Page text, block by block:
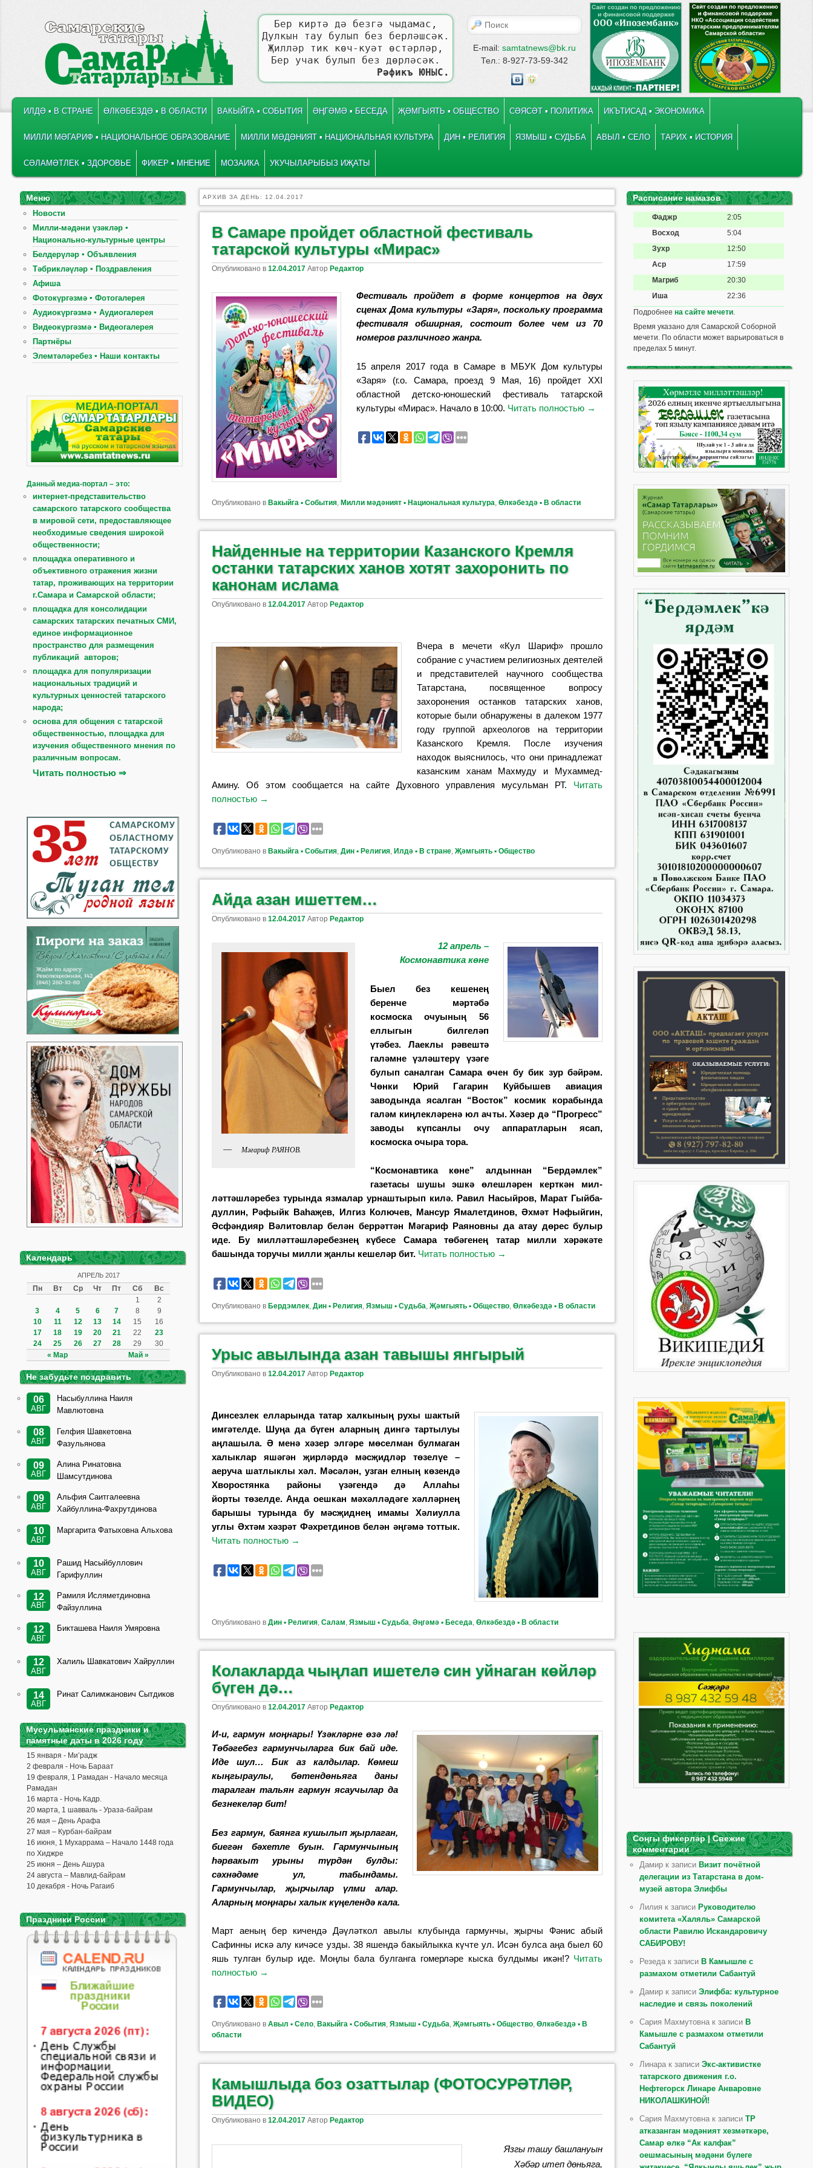
Бер киртә дә безгә чыдамас,
Дулкын тау булып без берләшсәк.
Җилләр тик көч-куәт өстәрләр,
Бер учак булып без дөрләсәк.
Рәфикъ ЮНЫС.
E-mail: samtatnews@bk.ru
Тел.: 8-927-73-59-342
ПЕРЕЙТИ К ОСНОВНОМУ СОДЕРЖИМОМУ
ПЕРЕЙТИ К ДОПОЛНИТЕЛЬНОМУ СОДЕРЖИМОМУ
ИЛДӘ ▪ В СТРАНЕ ӨЛКӘБЕЗДӘ ▪ В ОБЛАСТИ ВАКЫЙГА ▪ СОБЫТИЯ ӘҢГӘМӘ ▪ БЕСЕДА ҖӘМГЫЯТЬ ▪ ОБЩЕСТВО СӘЯСӘТ ▪ ПОЛИТИКА ИКЪТИСАД ▪ ЭКОНОМИКА
МИЛЛИ МӘГАРИФ ▪ НАЦИОНАЛЬНОЕ ОБРАЗОВАНИЕ МИЛЛИ МӘДӘНИЯТ ▪ НАЦИОНАЛЬНАЯ КУЛЬТУРА ДИН ▪ РЕЛИГИЯ ЯЗМЫШ ▪ СУДЬБА АВЫЛ ▪ СЕЛО ТАРИХ ▪ ИСТОРИЯ
СӘЛАМӘТЛЕК ▪ ЗДОРОВЬЕ ФИКЕР ▪ МНЕНИЕ МОЗАИКА УКУЧЫЛАРЫБЫЗ ИҖАТЫ
АРХИВ ЗА ДЕНЬ: 12.04.2017
В Самаре пройдет областной фестиваль
татарской культуры «Мирас»
Опубликовано в12.04.2017 АвторРедактор
Фестиваль пройдет в форме концертов на двух
сценах Дома культуры «Заря», поскольку программа
фестиваля обширная, состоит более чем из 70
номеров различного жанра.
15 апреля 2017 года в Самаре в МБУК Дом культуры
«Заря» (г.о. Самара, проезд 9 Мая, 16) пройдет XXI
областной детско-юношеский фестиваль татарской
культуры «Мирас». Начало в 10:00. Читать полностью →
Опубликовано в Вакыйга ▪ События ,Милли мәдәният ▪ Национальная культура ,Өлкәбездә ▪ В области
Найденные на территории Казанского Кремля
останки татарских ханов хотят захоронить по
канонам ислама
Опубликовано в12.04.2017 АвторРедактор
Вчера в мечети «Кул Шариф» прошло
собрание с участием религиозных деятелей
и представителей научного сообщества
Татарстана, посвященное вопросу
захоронения останков татарских ханов,
которые были обнаружены в далеком 1977
году группой археологов на территории
Казанского Кремля. После изучения
находок выяснилось, что они принадлежат
казанским ханам Махмуду и Мухаммед-
Амину. Об этом сообщается на сайте Духовного управления мусульман РТ.
Читать
полностью →
Опубликовано в Вакыйга ▪ События,Дин ▪ Религия,Илдә ▪ В стране,Җәмгыять ▪ Общество
Айда азан ишеттем…
Опубликовано в12.04.2017 Автор Редактор
Мәгариф РАЯНОВ.
12 апрель –
Космонавтика көне
Быел без кешенең
беренче мәртәбә
космоска очуының 56
еллыгын билгеләп
үтәбез. Лаеклы рәвештә
галәмне үзләштерү үзәге
булып саналган Самара өчен бу бик зур бәйрәм.
Чөнки Юрий Гагарин Куйбышев авиация
заводында ясалган “Восток” кос­мик корабында
галәм киңлекләренә юл ач­ты. Хәзер дә “Прогресс”
заводы күпсанлы очуаппаратларын ясап,
космоска очыра тора.
“Космонавтика көне” алдыннан “Бер­дәм­лек”
газетасы шушы эшкә өлеш­ләрен керткән мил­
ләттәшләребез турын­да язмалар урнаш­тырып килә. Равил Насыйров, Марат Гыйба­
дуллин, Рәфыйк Ваһаҗев, Илгиз Колючев, Мансур Яма­летдинов, Әхмәт Нәфыйгин,
Әс­фән­дияр Вәлитовлар белән беррәттән Мәга­риф Раяновны да атау дөрес булыр
иде. Бу милләттәшләребезнең күбесе Самара төбә­генең татар милли хәрәкәте
башында торучы милли җанлы кешеләр бит. Читать полностью →
Опубликовано в Бердэмлек ,Дин ▪ Религия ,Язмыш ▪ Судьба ,Җәмгыять ▪ Общество ,Өлкәбездә ▪ В области
Урыс авылында азан тавышы янгырый
Опубликовано в12.04.2017 АвторРедактор
Динсезлек елларында татар халкының рухы шактый
имгәтелде. Шуңа да бүген аларның дингә тартылуы
аңлашыла. Ә менә хәзер элгәре мөселман булмаган
халыклар яшәгән җирләрдә мәсҗидләр төзелүе –
аеруча шатлыклы хәл. Мәсәлән, узган елның көзендә
Хворостянка районы үзәгендә дәАллаһы
йорты төзелде. Анда оешкан мәхәлләдәге хәлләрнең
барышы турында бу мәсҗиднеңимамы Хәлиулла
углы Әхтәм хәзрәт Фәхретдинов белән әңгәмә тоттык.
Читать полностью →
Опубликовано в Дин ▪ Религия,Салам,Язмыш ▪ Судьба,Әңгәмә ▪ Беседа,Өлкәбездә ▪ В области
Колакларда чыңлап ишетелә син уйнаган көйләр
бүген дә…
Опубликовано в12.04.2017 Автор Редактор
И-и, гармун моңнары! Үзәкләрне өзә лә!
Төбәгебез гармунчыларга бик бай иде.
Иде шул… Бик аз калдылар. Көмеш
кыңгыраулы, бөтендөньяга даны
таралган тальян гармун ясаучылар да
безнекеләр бит!
Без гармун, баянга кушылып җырлаган,
биегән бәхетле буын. Гармунчының
һәрвакыт урыны түрдән булды:
сәхнәдәме ул, табындамы.
Гармунчылар, җырчылар үлми алар.
Аларның моңнары халык күңелендә кала.
Март аеның бер кичендә Дәүләткол авылы клубында гармунчы, җырчы Фәнис абый
Сафинны искә алу кичәсе узды. 38 яшендә бакыйлыкка күчте ул. Исән булса аңа быел 60
яшь тулган булыр иде. Моңлы бала булганга гомерләре кыска булдымы икән!? Читать
полностью →
Опубликовано в Авыл ▪ Село, Вакыйга ▪ События,Язмыш ▪ Судьба,Җәмгыять ▪ Общество,Өлкәбездә ▪ В
области
Камышлыда боз озаттылар (ФОТОСУРӘТЛӘР,
ВИДЕО)
Опубликовано в12.04.2017 АвторРедактор
Язгы ташу башлануын
Хәбәр итеп дөньяга,
Меню
Новости
Милли-мәдәни үзәкләр ▪
Национально-культурные центры
Белдерүләр ▪ Объявления
Тәбрикләүләр ▪ Поздравления
Афиша
Фотокүргәзмә ▪ Фотогалерея
Аудиокүргәзмә ▪ Аудиогалерея
Видеокүргәзмә ▪ Видеогалерея
Партнёры
Элемтәләребез ▪ Наши контакты
Данный медиа-портал – это:
интернет-представительство
самарского татарского сообщества
в мировой сети, предоставляющее
необходимые сведения широкой
общественности;
площадка оперативного и
объективного отражения жизни
татар, проживающих на территории
г.Самара и Самарской области;
площадка для консолидации
самарских татарских печатных СМИ,
единое информационное
пространство для размещения
публикаций авторов;
площадка для популяризации
национальных традиций и
культурных ценностей татарского
народа;
основа для общения с татарской
общественностью, площадка для
изучения общественного мнения по
различным вопросам.
Читать полностью ⇒
Календарь
АПРЕЛЬ 2017
Пн Вт Ср Чт Пт Сб Вс
« Мар Май »
1
2
3
4 5 6 7 8
9
10
11 12 13 14 15
16
17
18 19 20 21 22
23
24
25 26 27 28 29 30
Не забудьте поздравить
06
АВГ
Насыбуллина Наиля
Мавлютовна
08
АВГ
Гелфия Шавкетовна
Фазульянова
09
АВГ
Алина Ринатовна
Шамсутдинова
09
АВГ
Альфия Саитгалеевна
Хайбуллина-Фахрутдинова
10
АВГ
Маргарита Фатыховна Альхова
10
АВГ
Рашид Насыйбуллович
Гарифуллин
12
АВГ
Рамиля Исляметдиновна
Файзуллина
12
АВГ
Бикташева Наиля Умяровна
12
АВГ
Халиль Шавкатович Хайруллин
14
АВГ
Ринат Салимжанович Сытдиков
Мусульманские праздники и
памятные даты в 2026 году
15 января - Ми’радж
2 февраля - Ночь Бараат
19 февраля, 1 Рамадан - Начало месяца
Рамадан
16 марта - Ночь Кадр.
20 марта, 1 шавваль - Ураза-байрам
26 мая – День Арафа
27 мая – Курбан-байрам
16 июня, 1 Мухаррама – Начало 1448 года
по Хиджре
25 июня – День Ашура
24 августа – Мавлид-байрам
10 декабря - Ночь Рагаиб
Праздники России
Расписание намазов
Фаджр
2:05
Восход
5:04
Зухр
12:50
Аср
17:59
Магриб
20:30
Иша
22:36
Подробнеена сайте мечети.
Время указано для Самарской Соборной
мечети. По области может варьироваться в
пределах 5 минут.
Соңгы фикерләр | Свежие
комментарии
Дамир к записи Визит почётной
делегации из Татарстана в дом-
музей автора Элифбы
Лилия к записи Руководителю
комитета «Халяль» Самарской
области Равилю Искандаровичу
САБИРОВУ!
Резеда к записи В Камышле с
размахом отметили Сабантуй
Дамир к записиЭлифба: культурное
наследие и связь поколений
Сария Махмутовна к записи В
Камышле с размахом отметили
Сабантуй
Линара к записиЭкс-активистке
татарского движения г.о.
Нефтегорск Линаре Анваровне
НИКОЛАШКИНОЙ!
Сария Махмутовна к записиТР
атказанган мәдәният хезмәткәре,
Самар өлкә “Ак калфак”
оешмасының мәдәни бүлеге